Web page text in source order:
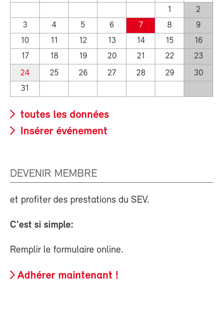
1
2
3
4 5 6 7 8
9
10
11 12 13 14 15
16
17
18 19 20 21 22
23
24
25 26 27 28 29
30
31
toutes les données
Insérer événement
DEVENIR MEMBRE
et profiter des prestations du SEV.
C'est si simple:
Remplir le formulaire online.
Adhérer maintenant !